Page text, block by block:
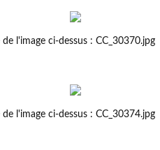
de l'image ci-dessus : CC_30370.jpg
de l'image ci-dessus : CC_30374.jpg